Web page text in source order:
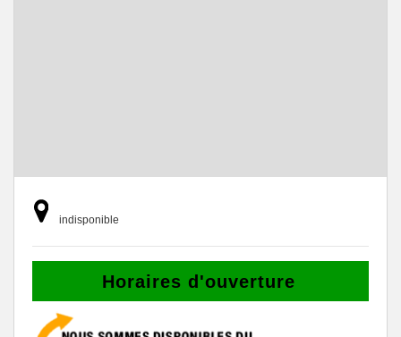
indisponible
Horaires d'ouverture